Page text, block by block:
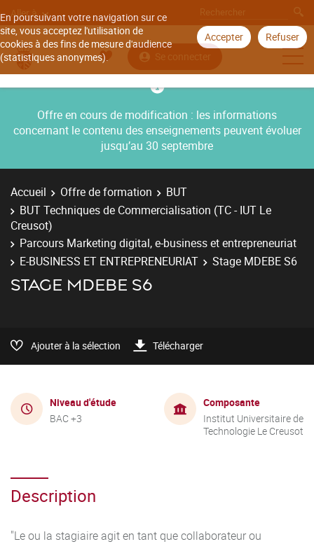
En poursuivant votre navigation sur ce
site, vous acceptez l'utilisation de
cookies à des fins de mesure d'audience
(statistiques anonymes).
Accepter Refuser
Aller à
Se connecter
Offre en cours de modification : les informations
concernant le contenu des enseignements peuvent évoluer
jusqu’au 30 septembre
Accueil Offre de formation
BUT
BUT Techniques de Commercialisation (TC - IUT Le
Creusot)
Parcours Marketing digital, e-business et entrepreneuriat
E-BUSINESS ET ENTREPRENEURIAT
Stage MDEBE S6
STAGE MDEBE S6
Ajouter à la sélection Télécharger
Niveau d'étude
BAC +3
Composante
Institut Universitaire de
Technologie Le Creusot
Description
"Le ou la stagiaire agit en tant que collaborateur ou